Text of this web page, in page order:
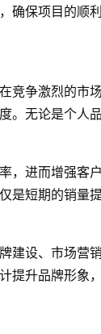
保项目的顺利
竞争激烈的市
。无论是个人
，进而增强客
是短期的销量
设、市场营
提升品牌形象